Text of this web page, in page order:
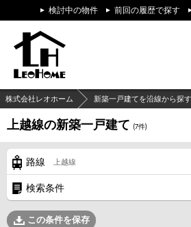
検討中の物件 前回の履歴で探す
株式会社レオホーム 新築一戸建てを沿線から探す
上越線の新築一戸建て (7件)
路線 上越線
検索条件
この条件を保存